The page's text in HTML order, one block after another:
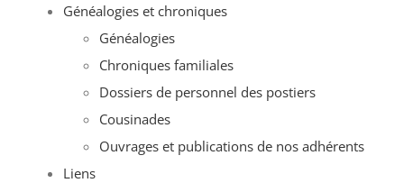
Généalogies et chroniques
Généalogies
Chroniques familiales
Dossiers de personnel des postiers
Cousinades
Ouvrages et publications de nos adhérents
Liens